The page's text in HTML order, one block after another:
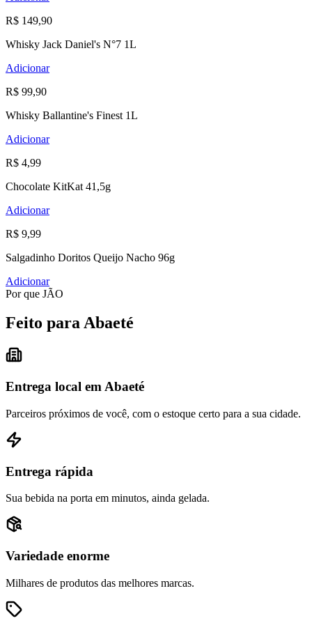
R$ 149,90
Whisky Jack Daniel's N°7 1L
Adicionar
R$ 99,90
Whisky Ballantine's Finest 1L
Adicionar
R$ 4,99
Chocolate KitKat 41,5g
Adicionar
R$ 9,99
Salgadinho Doritos Queijo Nacho 96g
Adicionar
Por que JÃO
Feito para Abaeté
Entrega local em Abaeté
Parceiros próximos de você, com o estoque certo para a sua cidade.
Entrega rápida
Sua bebida na porta em minutos, ainda gelada.
Variedade enorme
Milhares de produtos das melhores marcas.